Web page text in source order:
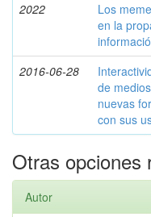
2022
Los
en la
2016-06-28
de
nuevas
con sus
Otras opciones
Autor